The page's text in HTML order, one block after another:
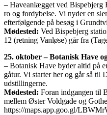
– Haveanlægget ved Bispebjerg
ro og fordybelse. Vi nyder en
efterfølgende på besøg i
Mødested: Ved Bispebjerg
12 (retning Vanløse) går fra
25. oktober – Botanisk Have
– Botanisk Have byder altid på
gåtur. Vi starter her og går så til
udstillingerne.
Mødested: Foran indgangen til
mellem Øster Voldgade og
https://maps.app.goo.gl/